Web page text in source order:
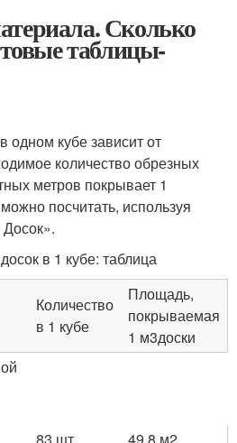
Сколько
таблицы-
одном кубе зависит от
количество обрезных
метров покрывает 1
посчитать, используя
в 1 кубе: таблица
Количество
в 1 кубе
Площадь,
покрываемая
1 м3доски